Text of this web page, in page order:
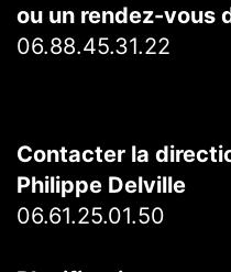
ou un rendez-vous
06.88.45.31.22
Contacter la
Philippe Delville
06.61.25.01.50